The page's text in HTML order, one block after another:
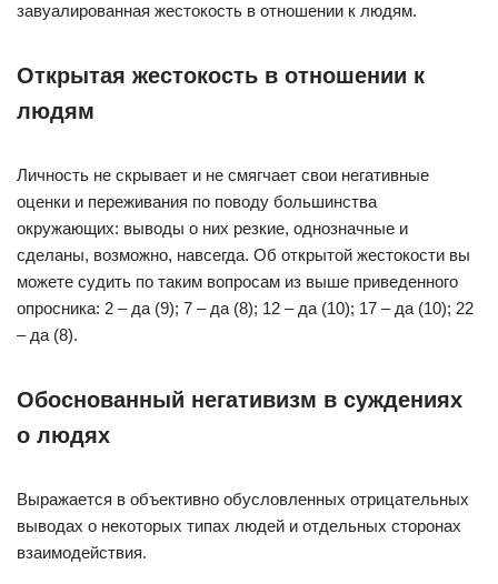
завуалированная жестокость в отношении к людям.
Открытая жестокость в отношении к
людям
Личность не скрывает и не смягчает свои негативные
оценки и переживания по поводу большинства
окружающих: выводы о них резкие, однозначные и
сделаны, возможно, навсегда. Об открытой жестокости вы
можете судить по таким вопросам из выше приведенного
опросника: 2 – да (9); 7 – да (8); 12 – да (10); 17 – да (10); 22
– да (8).
Обоснованный негативизм в суждениях
о людях
Выражается в объективно обусловленных отрицательных
выводах о некоторых типах людей и отдельных сторонах
взаимодействия.